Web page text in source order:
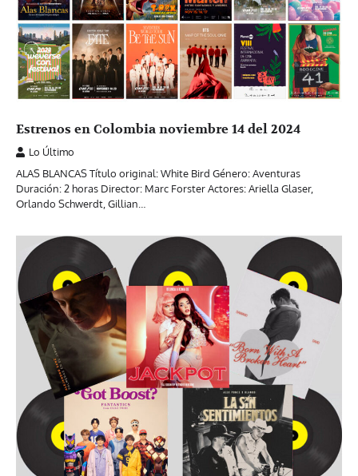
Estrenos en Colombia noviembre 14 del 2024
Lo Último
ALAS BLANCAS Título original: White Bird Género: Aventuras
Duración: 2 horas Director: Marc Forster Actores: Ariella Glaser,
Orlando Schwerdt, Gillian…